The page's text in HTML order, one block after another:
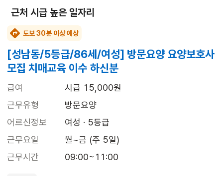
근처 시급 높은 일자리
도보 30분 이상 예상
[성남동/5등급/86세/여성] 방문요양 요양보호사
모집 치매교육 이수 하신분
급여
시급 15,000원
근무유형
방문요양
어르신정보
여성 · 5등급
근무요일
월~금 (주 5일)
근무시간
09:00~11:00